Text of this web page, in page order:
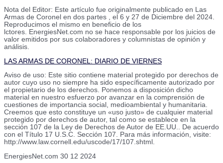
Nota del Editor: Este artículo fue originalmente publicado en Las
Armas de Coronel en dos partes , el 6 y 27 de Diciembre del 2024.
Reproducimos el mismo en beneficio de los
lctores. EnergiesNet.com no se hace responsable por los juicios de
valor emitidos por sus colaboradores y columnistas de opinión y
análisis.
LAS ARMAS DE CORONEL: DIARIO DE VIERNES
Aviso de uso: Este sitio contiene material protegido por derechos de
autor cuyo uso no siempre ha sido específicamente autorizado por
el propietario de los derechos. Ponemos a disposición dicho
material en nuestro esfuerzo por avanzar en la comprensión de
cuestiones de importancia social, medioambiental y humanitaria.
Creemos que esto constituye un «uso justo» de cualquier material
protegido por derechos de autor, tal como se establece en la
sección 107 de la Ley de Derechos de Autor de EE.UU.. De acuerdo
con el Título 17 U.S.C. Sección 107. Para más información, visite:
http://www.law.cornell.edu/uscode/17/107.shtml.
EnergiesNet.com 30 12 2024